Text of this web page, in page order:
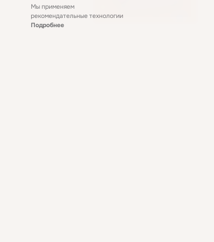
Мы применяем
рекомендательные технологии
Подробнее